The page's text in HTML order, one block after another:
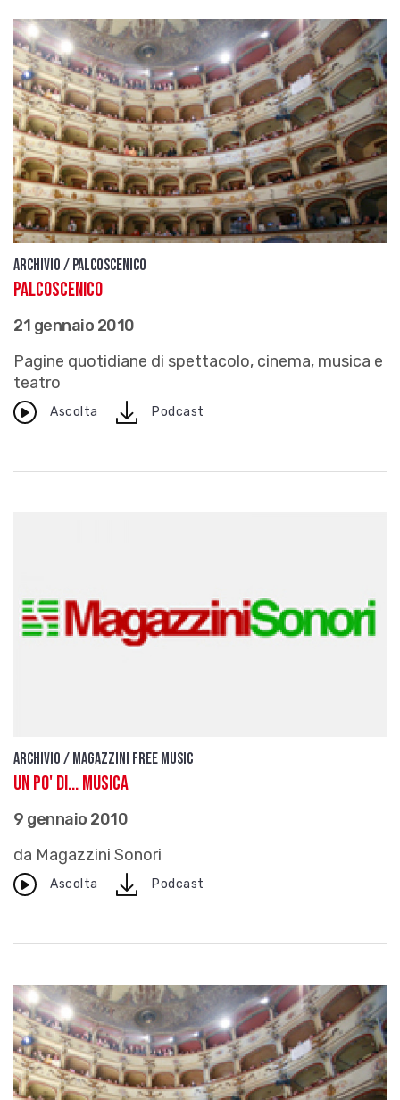
Archivio / Palcoscenico
Palcoscenico
21 gennaio 2010
Pagine quotidiane di spettacolo, cinema, musica e
teatro
Ascolta downloadPodcast
Archivio / Magazzini free music
Un po' di... musica
9 gennaio 2010
da Magazzini Sonori
Ascolta downloadPodcast